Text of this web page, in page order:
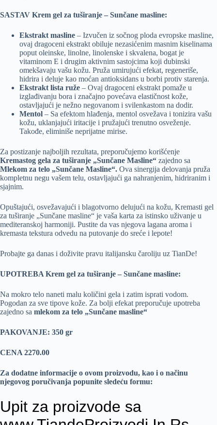
SASTAV Krem gel za tuširanje – Sunčane masline:
Ekstrakt masline – Izvučen iz sočnog ploda evropske masline,
ovaj dragoceni ekstrakt obiluje nezasićenim masnim kiselinama
poput oleinske, linolne, linolenske i skvalena, bogat je
vitaminom E i drugim aktivnim sastojcima koji dubinski
omekšavaju vašu kožu. Pruža umirujući efekat, regeneriše,
hidrira i deluje kao moćan antioksidans u borbi protiv starenja.
Ekstrakt lista ruže – Ovaj dragoceni ekstrakt pomaže u
izglađivanju bora i značajno povećava elastičnost kože,
ostavljajući je nežno negovanom i svilenkastom na dodir.
Mentol – Sa efektom hlađenja, mentol osvežava i tonizira vašu
kožu, uklanjajući iritacije i pružajući trenutno osveženje.
Takođe, eliminiše neprijatne mirise.
Za postizanje najboljih rezultata, preporučujemo korišćenje
Kremastog gela za tuširanje „Sunčane Masline“ zajedno sa
Mlekom za telo „Sunčane Masline“. Ova sinergija delovanja pruža
kompletnu negu vašem telu, ostavljajući ga nahranjenim, hidriranim i
sjajnim.
Opuštajući, osvežavajući i blagotvorno delujući na kožu, Kremasti gel
za tuširanje „Sunčane masline“ je vaša karta za istinsko uživanje u
mediteranskoj harmoniji. Pustite da vas njegova lagana aroma i
kremasta tekstura odvedu na putovanje do sreće i lepote!
Probajte ga danas i doživite pravu italijansku čaroliju uz TianDe!
UPOTREBA Krem gel za tuširanje – Sunčane masline:
Na mokro telo naneti malu količini gela i zatim isprati vodom.
Pogodan za sve tipove kože. Za bolji efekat preporučuje upotreba
zajedno sa mlekom za telo „Sunčane masline“
PAKOVANJE: 350 gr
CENA 2270.00
Za dodatne informacije o ovom proizvodu, kao i o načinu
njegovog poručivanja popunite sledeću formu: